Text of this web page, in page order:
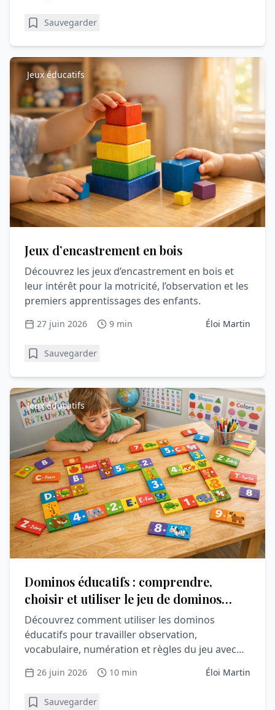
Sauvegarder
Jeux éducatifs
Jeux d’encastrement en bois
Découvrez les jeux d’encastrement en bois et
leur intérêt pour la motricité, l’observation et les
premiers apprentissages des enfants.
27 juin 2026 9 min Éloi Martin
Sauvegarder
Jeux éducatifs
Dominos éducatifs : comprendre,
choisir et utiliser le jeu de dominos
pour apprendre en s’amusant
Découvrez comment utiliser les dominos
éducatifs pour travailler observation,
vocabulaire, numération et règles du jeu avec
26 juin 2026 10 min Éloi Martin
Sauvegarder